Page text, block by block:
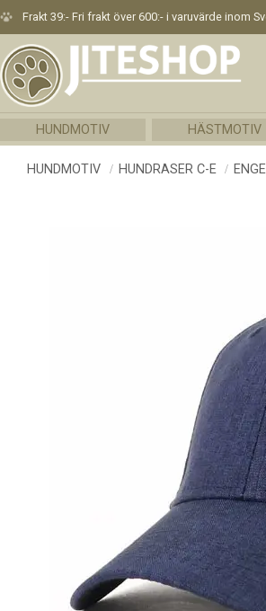
Frakt 39:- Fri frakt över 600:- i varuvärde inom
HUNDMOTIV HÄSTMOTIV
HUNDMOTIV HUNDRASER C-E